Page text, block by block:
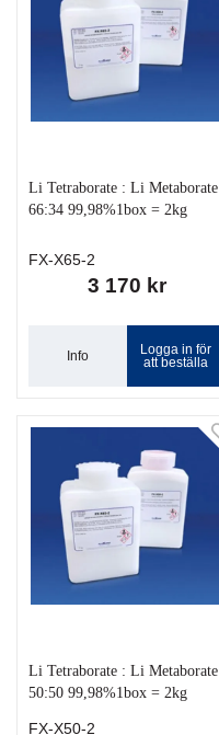
Li Tetraborate : Li Metaborate
66:34 99,98%1box = 2kg
FX-X65-2
3 170 kr
Info
Logga in för
att beställa
Li Tetraborate : Li Metaborate
50:50 99,98%1box = 2kg
FX-X50-2